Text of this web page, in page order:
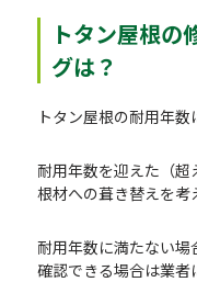
トタン屋根の
グは？
トタン屋根の耐用年数
耐用年数を迎えた（
根材への葺き替えを考
耐用年数に満たない
確認できる場合は業者